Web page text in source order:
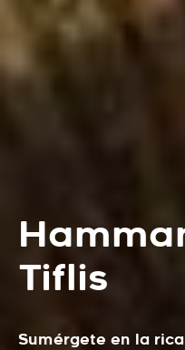
Tiflis
Sumérgete en la